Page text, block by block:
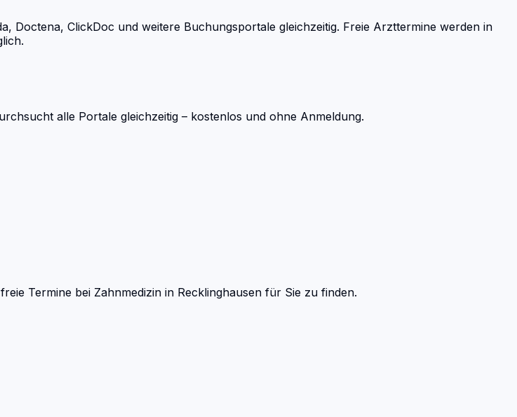
Doctena, ClickDoc und weitere Buchungsportale gleichzeitig. Freie Arzttermine werden in
alle Portale gleichzeitig – kostenlos und ohne Anmeldung.
Termine bei Zahnmedizin in Recklinghausen für Sie zu finden.